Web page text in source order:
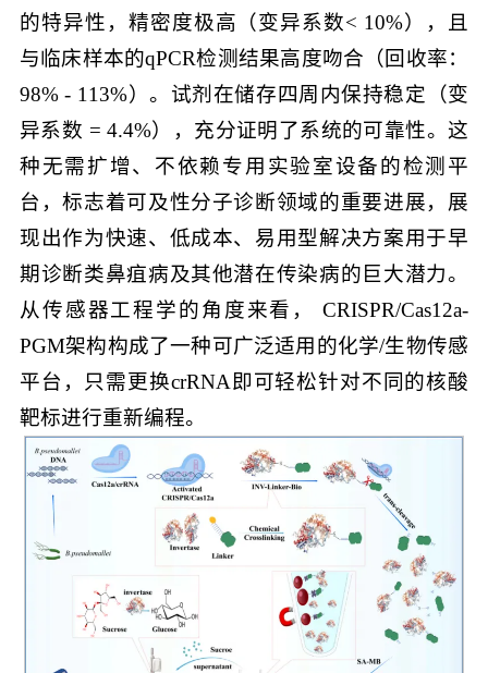
的特异性，精密度极高（变异系数< 10%），且
与临床样本的qPCR检测结果高度吻合（回收率：
98% - 113%）。试剂在储存四周内保持稳定（变
异系数 = 4.4%），充分证明了系统的可靠性。这
种无需扩增、不依赖专用实验室设备的检测平
台，标志着可及性分子诊断领域的重要进展，展
现出作为快速、低成本、易用型解决方案用于早
期诊断类鼻疽病及其他潜在传染病的巨大潜力。
从传感器工程学的角度来看， CRISPR/Cas12a-
PGM架构构成了一种可广泛适用的化学/生物传感
平台，只需更换crRNA即可轻松针对不同的核酸
靶标进行重新编程。